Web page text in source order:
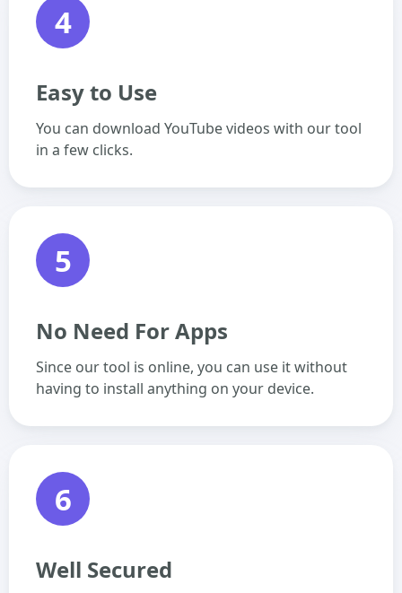
4
Easy to Use
You can download YouTube videos with our tool
in a few clicks.
5
No Need For Apps
Since our tool is online, you can use it without
having to install anything on your device.
6
Well Secured